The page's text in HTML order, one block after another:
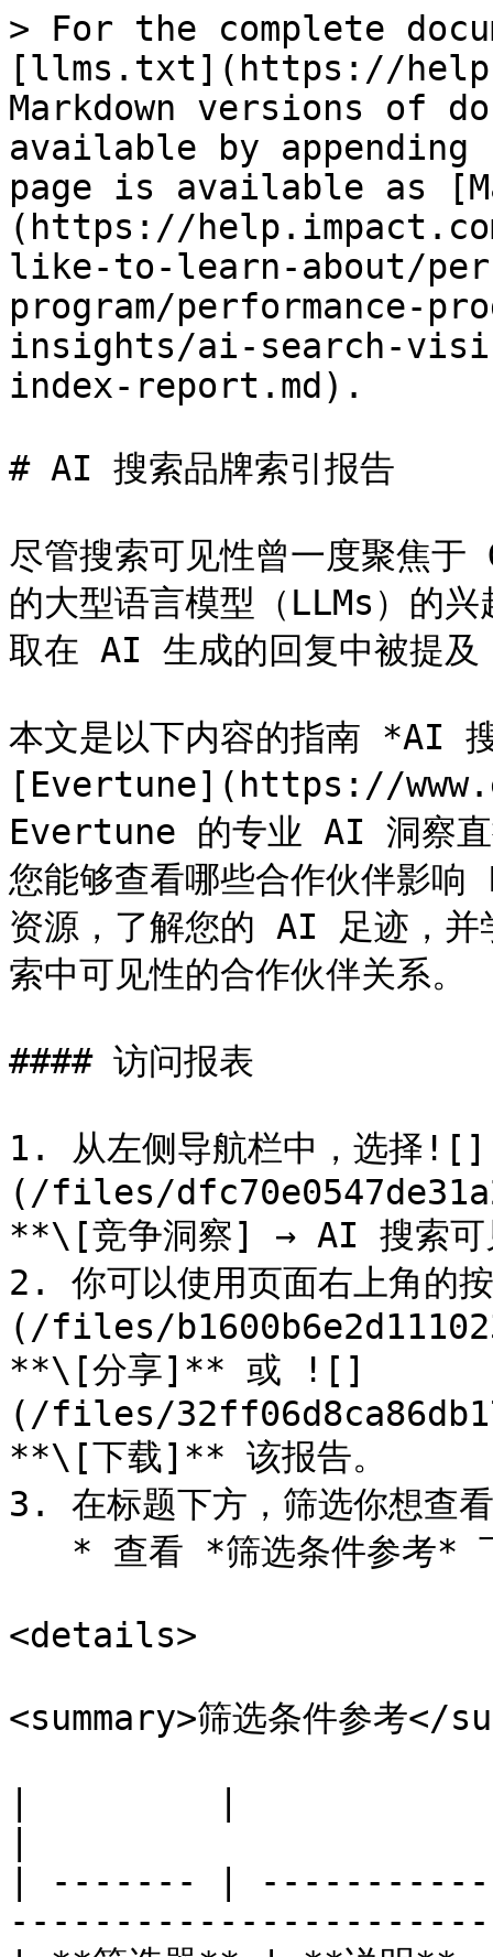
> For the complete
[llms.txt](https://
Markdown versions of
available by
page is available as
(https://
like-to-learn-about/
program/performance-
insights/ai-search-
index-report.md).
# AI 搜索品牌索引报告
尽管搜索可见性曾一度聚焦
的大型语言模型（LLMs）的
取在 AI 生成的回复中被提及
本文是以下内容的指南 *AI
[Evertune](https://
Evertune 的专业 AI 洞察
您能够查看哪些合作伙伴影响
资源，了解您的 AI 足迹，并
索中可见性的合作伙伴关系。
#### 访问报表
1. 从左侧导航栏中，选择![]
(/files/
**\[竞争洞察] → AI 搜索可
2. 你可以使用页面右上角
(/files/
**\[分享]** 或 ![]
(/files/
**\[下载]** 该报告。
3. 在标题下方，筛选你想查
<details>
<summary>筛选条件参考</
| ------- |